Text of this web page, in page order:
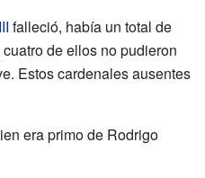
falleció, había un total de
de ellos no pudieron
Estos cardenales ausentes
era primo de Rodrigo